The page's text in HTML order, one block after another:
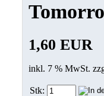
1,60 EUR
inkl. 7 % MwSt.
Stk: